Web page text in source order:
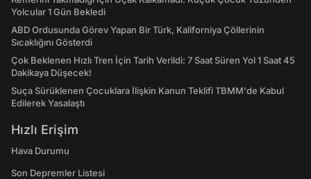
Yolcular 1 Gün Bekledi
ABD Ordusunda Görev Yapan Bir Türk, Kaliforniya Çöllerinin
Sıcaklığını Gösterdi
Çok Beklenen Hızlı Tren İçin Tarih Verildi: 7 Saat Süren Yol 1 Saat 45
Dakikaya Düşecek!
Suça Sürüklenen Çocuklara İlişkin Kanun Teklifi TBMM'de Kabul
Edilerek Yasalaştı
Hızlı Erişim
Hava Durumu
Son Depremler Listesi